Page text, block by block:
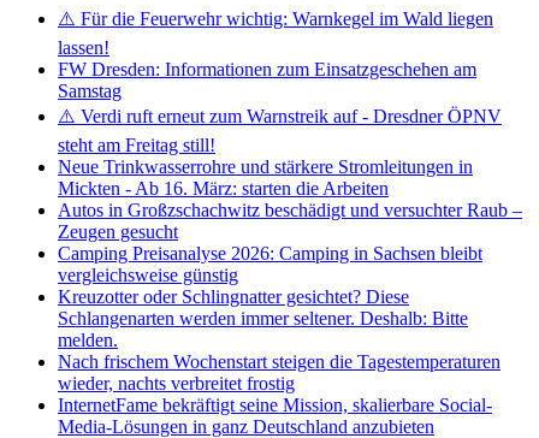
⚠️ Für die Feuerwehr wichtig: Warnkegel im Wald liegen
lassen!
FW Dresden: Informationen zum Einsatzgeschehen am
Samstag
⚠️ Verdi ruft erneut zum Warnstreik auf - Dresdner ÖPNV
steht am Freitag still!
Neue Trinkwasserrohre und stärkere Stromleitungen in
Mickten - Ab 16. März: starten die Arbeiten
Autos in Großzschachwitz beschädigt und versuchter Raub –
Zeugen gesucht
Camping Preisanalyse 2026: Camping in Sachsen bleibt
vergleichsweise günstig
Kreuzotter oder Schlingnatter gesichtet? Diese
Schlangenarten werden immer seltener. Deshalb: Bitte
melden.
Nach frischem Wochenstart steigen die Tagestemperaturen
wieder, nachts verbreitet frostig
InternetFame bekräftigt seine Mission, skalierbare Social-
Media-Lösungen in ganz Deutschland anzubieten